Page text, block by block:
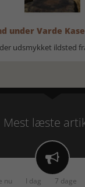
under Varde
udsmykket ildsted
Mest læste

nu I dag 7 dage